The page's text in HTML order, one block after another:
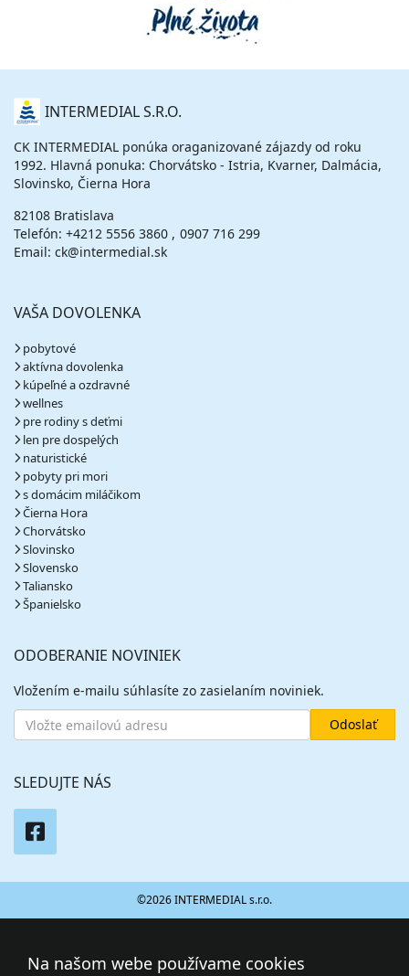
O
NÁS INTERMEDIAL S.R.O.
CK INTERMEDIAL ponúka oraganizované zájazdy od roku
1992. Hlavná ponuka: Chorvátsko - Istria, Kvarner, Dalmácia,
Slovinsko, Čierna Hora
82108 Bratislava
Telefón: +4212 5556 3860
0907 716 299
Email: ck@intermedial.sk
VAŠA DOVOLENKA
pobytové
aktívna dovolenka
kúpeľné a ozdravné
wellnes
pre rodiny s deťmi
len pre dospelých
naturistické
pobyty pri mori
s domácim miláčikom
Čierna Hora
Chorvátsko
Slovinsko
Slovensko
Taliansko
Španielsko
ODOBERANIE NOVINIEK
Vložením e-mailu súhlasíte zo zasielaním noviniek.
SLEDUJTE NÁS
©2026 INTERMEDIAL s.r.o.
Na našom webe používame cookies